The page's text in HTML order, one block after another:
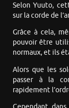
Selon Yuuto,
sur la corde de
Grâce à cela,
pouvoir être
normaux, et ils
Alors que les
passer à la
rapidement